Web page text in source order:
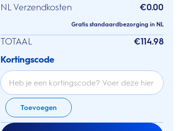
NL Verzendkosten
€0.00
Gratis standaardbezorging in NL
TOTAAL
€114.98
Kortingscode
Toevoegen